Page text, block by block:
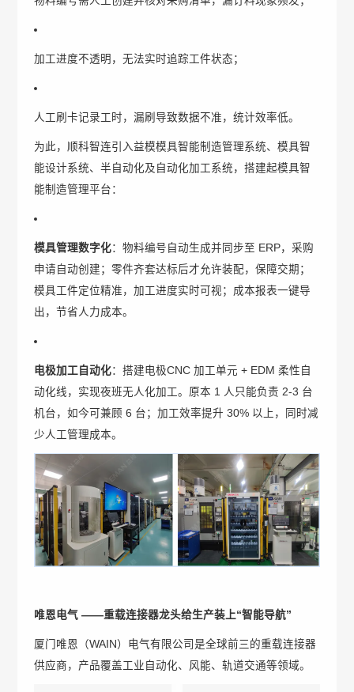
加工进度不透明，无法实时追踪工件状态；
人工刷卡记录工时，漏刷导致数据不准，统计效率低。
为此，顺科智连引入益模模具智能制造管理系统、模具智
能设计系统、半自动化及自动化加工系统，搭建起模具智
能制造管理平台：
模具管理数字化：物料编号自动生成并同步至 ERP，采购
申请自动创建；零件齐套达标后才允许装配，保障交期；
模具工件定位精准，加工进度实时可视；成本报表一键导
出，节省人力成本。
电极加工自动化：搭建电极CNC 加工单元 + EDM 柔性自
动化线，实现夜班无人化加工。原本 1 人只能负责 2-3 台
机台，如今可兼顾 6 台；加工效率提升 30% 以上，同时减
少人工管理成本。
唯恩电气 ——重载连接器龙头给生产装上“智能导航”
厦门唯恩（WAIN）电气有限公司是全球前三的重载连接器
供应商，产品覆盖工业自动化、风能、轨道交通等领域。